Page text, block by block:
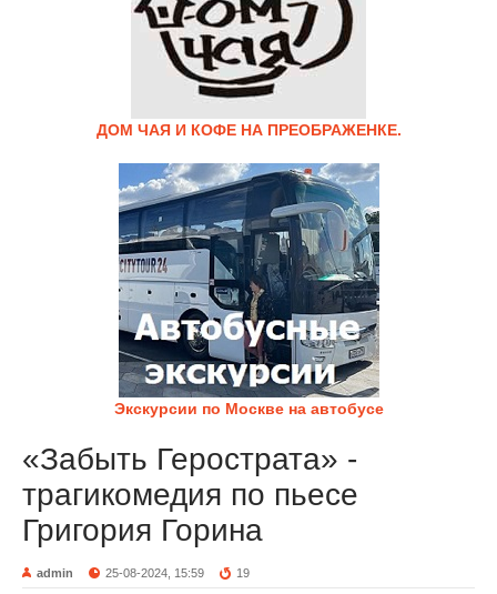
ДОМ ЧАЯ И КОФЕ НА ПРЕОБРАЖЕНКЕ.
Экскурсии по Москве на автобусе
«Забыть Герострата» -
трагикомедия по пьесе
Григория Горина
admin 25-08-2024, 15:59 19